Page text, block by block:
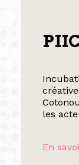
les
En